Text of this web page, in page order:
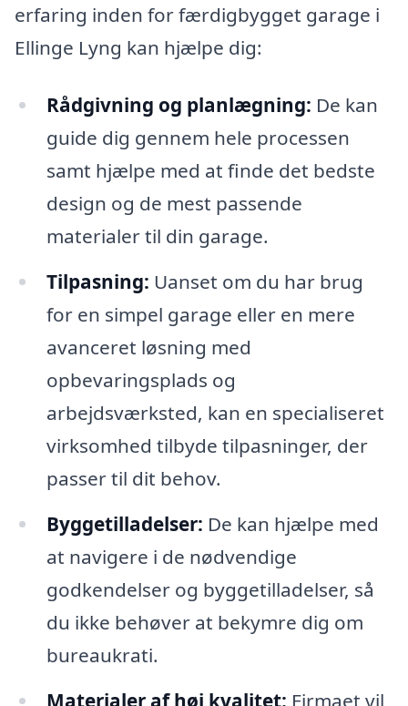
erfaring inden for færdigbygget garage i
Ellinge Lyng kan hjælpe dig:
Rådgivning og planlægning: De kan
guide dig gennem hele processen
samt hjælpe med at finde det bedste
design og de mest passende
materialer til din garage.
Tilpasning: Uanset om du har brug
for en simpel garage eller en mere
avanceret løsning med
opbevaringsplads og
arbejdsværksted, kan en specialiseret
virksomhed tilbyde tilpasninger, der
passer til dit behov.
Byggetilladelser: De kan hjælpe med
at navigere i de nødvendige
godkendelser og byggetilladelser, så
du ikke behøver at bekymre dig om
bureaukrati.
Materialer af høj kvalitet: Firmaet vil